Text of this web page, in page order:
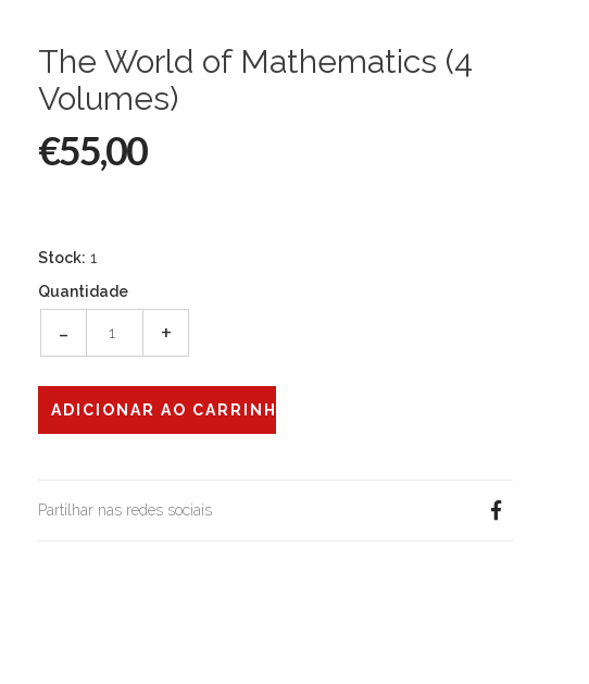
The World of Mathematics (4
Volumes)
€55,00
Stock: 1
Quantidade
- +
Partilhar nas redes sociais